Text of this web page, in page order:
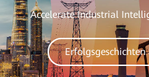
Accelerate Industrial